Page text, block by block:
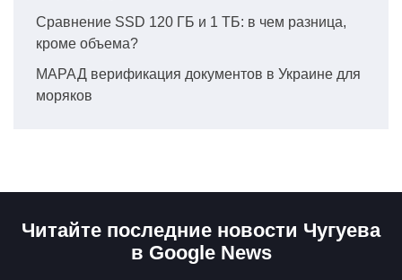
Сравнение SSD 120 ГБ и 1 ТБ: в чем разница,
кроме объема?
МАРАД верификация документов в Украине для
моряков
Читайте последние новости Чугуева
в Google News